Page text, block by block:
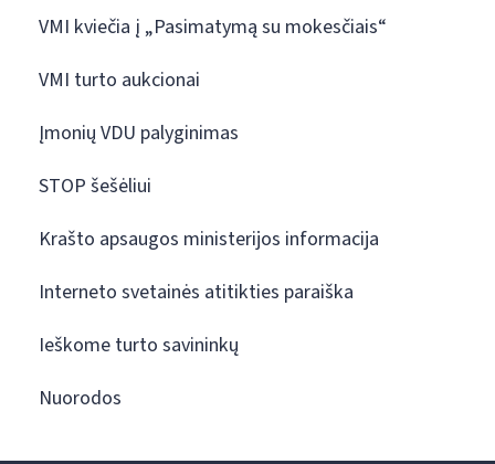
VMI kviečia į „Pasimatymą su mokesčiais“
VMI turto aukcionai
Įmonių VDU palyginimas
STOP šešėliui
Krašto apsaugos ministerijos informacija
Interneto svetainės atitikties paraiška
Ieškome turto savininkų
Nuorodos